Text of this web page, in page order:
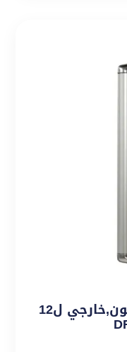
وحدة تليفون بوابة,دور فون,خارجي ل12